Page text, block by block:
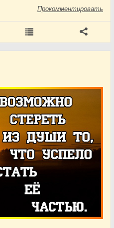
Прокомментировать